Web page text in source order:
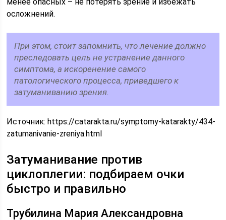
осложнений.
При этом, стоит запомнить, что лечение должно
преследовать цель не устранение данного
симптома, а искоренение самого
патологического процесса, приведшего к
затуманиванию зрения.
Источник:https://catarakta.ru/symptomy-katarakty/434-
zatumanivanie-zreniya.html
Затуманивание против
циклоплегии: подбираем очки
быстро и правильно
Трубилина Мария Александровна